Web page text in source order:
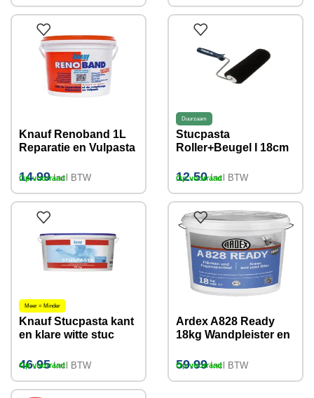
Knauf Renoband 1L
Reparatie en Vulpasta
14.99 Incl BTW
Op voorraad
Duurzaam
Stucpasta
Roller+Beugel I 18cm
12.50 Incl BTW
Op voorraad
Meer = Minder
Knauf Stucpasta kant
en klare witte stuc
46.95 Incl BTW
Op voorraad
Ardex A828 Ready
18kg Wandpleister en
59.99 Incl BTW
Op voorraad